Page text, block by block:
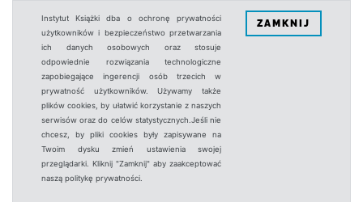
Instytut Książki dba o ochronę prywatności
użytkowników i bezpieczeństwo przetwarzania
ich danych osobowych oraz stosuje
odpowiednie rozwiązania technologiczne
zapobiegające ingerencji osób trzecich w
prywatność użytkowników. Używamy także
plików cookies, by ułatwić korzystanie z naszych
serwisów oraz do celów statystycznych.Jeśli nie
chcesz, by pliki cookies były zapisywane na
Twoim dysku zmień ustawienia swojej
przeglądarki. Kliknij "Zamknij" aby zaakceptować
naszą politykę prywatności.
ZAMKNIJ